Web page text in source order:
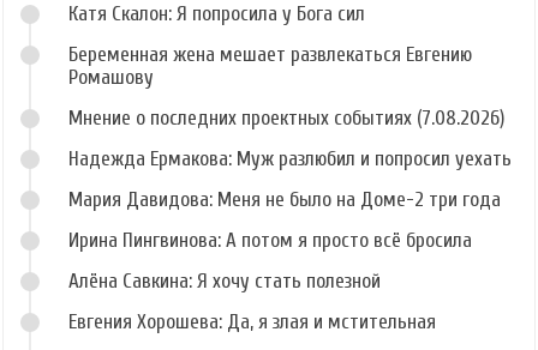
Катя Скалон: Я попросила у Бога сил
Беременная жена мешает развлекаться Евгению
Ромашову
Мнение о последних проектных событиях (7.08.2026)
Надежда Ермакова: Муж разлюбил и попросил уехать
Мария Давидова: Меня не было на Доме-2 три года
Ирина Пингвинова: А потом я просто всё бросила
Алёна Савкина: Я хочу стать полезной
Евгения Хорошева: Да, я злая и мстительная